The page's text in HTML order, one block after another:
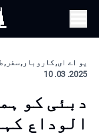
یو اے ای, کاروبار, سفر,
2025. 03. 10
دبئی کو
الوداع